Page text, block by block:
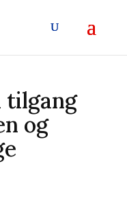
tilgang
og